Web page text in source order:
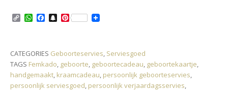
C
L
i
n
k
W
s
A
p
p
b
o
o
k
S
c
h
a
t
P
e
r
e
s
t
CATEGORIES Geboorteservies, Serviesgoed
TAGS Femkado, geboorte, geboortecadeau, geboortekaartje,
handgemaakt, kraamcadeau, persoonlijk geboorteservies,
persoonlijk serviesgoed, persoonlijk verjaardagsservies,